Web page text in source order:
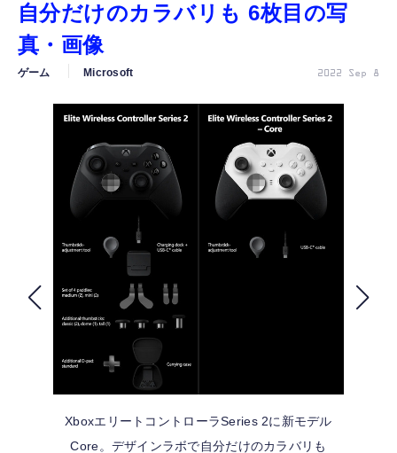
ガジェット
公式ストア
FOLLOW US
自分だけのカラバリも 6枚目の写
真・画像
ゲーム Microsoft 2022 Sep 8
XboxエリートコントローラSeries 2に新モデル
Core。デザインラボで自分だけのカラバリも